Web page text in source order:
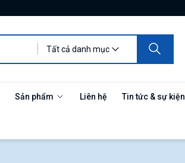
Tất cả danh mục
Sản phẩm Liên hệ Tin tức & sự kiện